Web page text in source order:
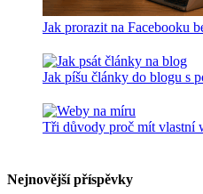
Jak prorazit na Facebooku
Jak píšu články do blogu s
Tři důvody proč mít vlastní
Nejnovější příspěvky